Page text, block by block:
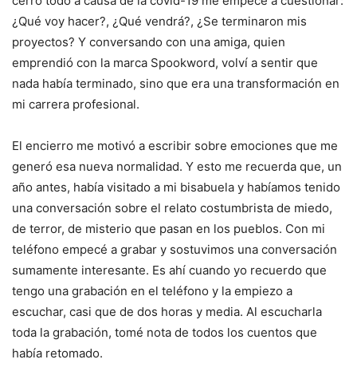
¿Qué voy hacer?, ¿Qué vendrá?, ¿Se terminaron mis
proyectos? Y conversando con una amiga, quien
emprendió con la marca Spookword, volví a sentir que
nada había terminado, sino que era una transformación en
mi carrera profesional.
El encierro me motivó a escribir sobre emociones que me
generó esa nueva normalidad. Y esto me recuerda que, un
año antes, había visitado a mi bisabuela y habíamos tenido
una conversación sobre el relato costumbrista de miedo,
de terror, de misterio que pasan en los pueblos. Con mi
teléfono empecé a grabar y sostuvimos una conversación
sumamente interesante. Es ahí cuando yo recuerdo que
tengo una grabación en el teléfono y la empiezo a
escuchar, casi que de dos horas y media. Al escucharla
toda la grabación, tomé nota de todos los cuentos que
había retomado.